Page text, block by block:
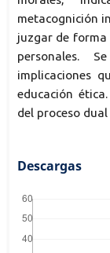
metacognición
juzgar de forma
personales.
implicaciones
educación
del proceso
Descargas